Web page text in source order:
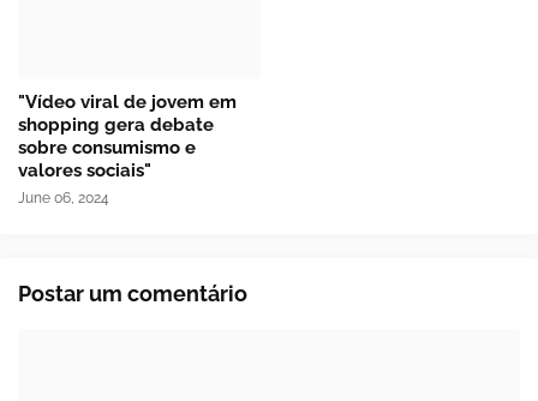
"Vídeo viral de jovem em
shopping gera debate
sobre consumismo e
valores sociais"
June 06, 2024
Postar um comentário